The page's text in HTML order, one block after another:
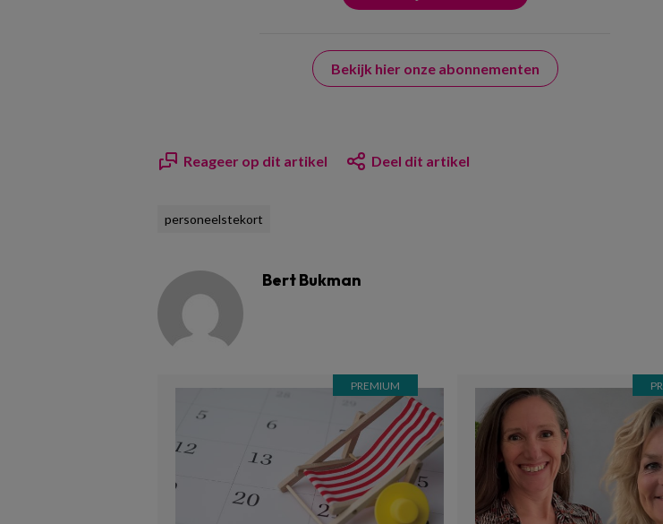
Bekijk hier onze abonnementen
Reageer op dit artikel Deel dit artikel
personeelstekort
Bert Bukman